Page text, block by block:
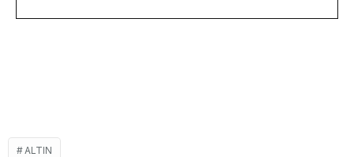
ALTIN